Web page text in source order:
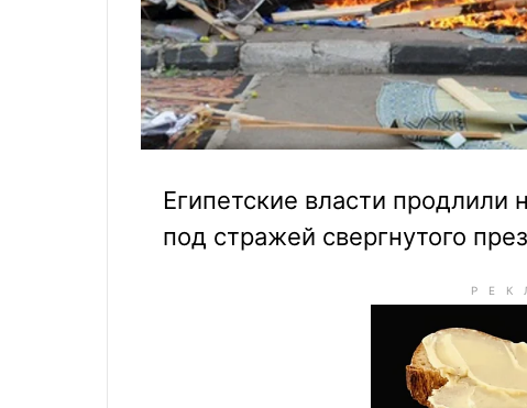
Египетские власти
под стражей свергнутого